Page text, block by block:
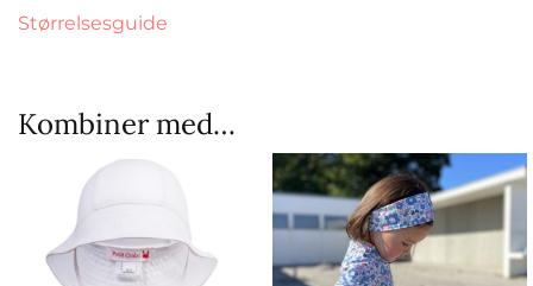
Størrelsesguide
Kombiner med…